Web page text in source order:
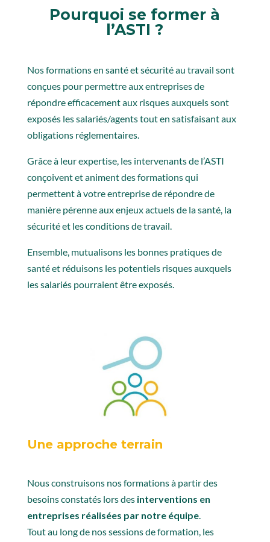
Pourquoi se former à
l’ASTI ?
Nos formations en santé et sécurité au travail sont
conçues pour permettre aux entreprises de
répondre efficacement aux risques auxquels sont
exposés les salariés/agents tout en satisfaisant aux
obligations réglementaires.
Grâce à leur expertise, les intervenants de l’ASTI
conçoivent et animent des formations qui
permettent à votre entreprise de répondre de
manière pérenne aux enjeux actuels de la santé, la
sécurité et les conditions de travail.
Ensemble, mutualisons les bonnes pratiques de
santé et réduisons les potentiels risques auxquels
les salariés pourraient être exposés.
Une approche terrain
Nous construisons nos formations à partir des
besoins constatés lors des interventions en
entreprises réalisées par notre équipe.
Tout au long de nos sessions de formation, les